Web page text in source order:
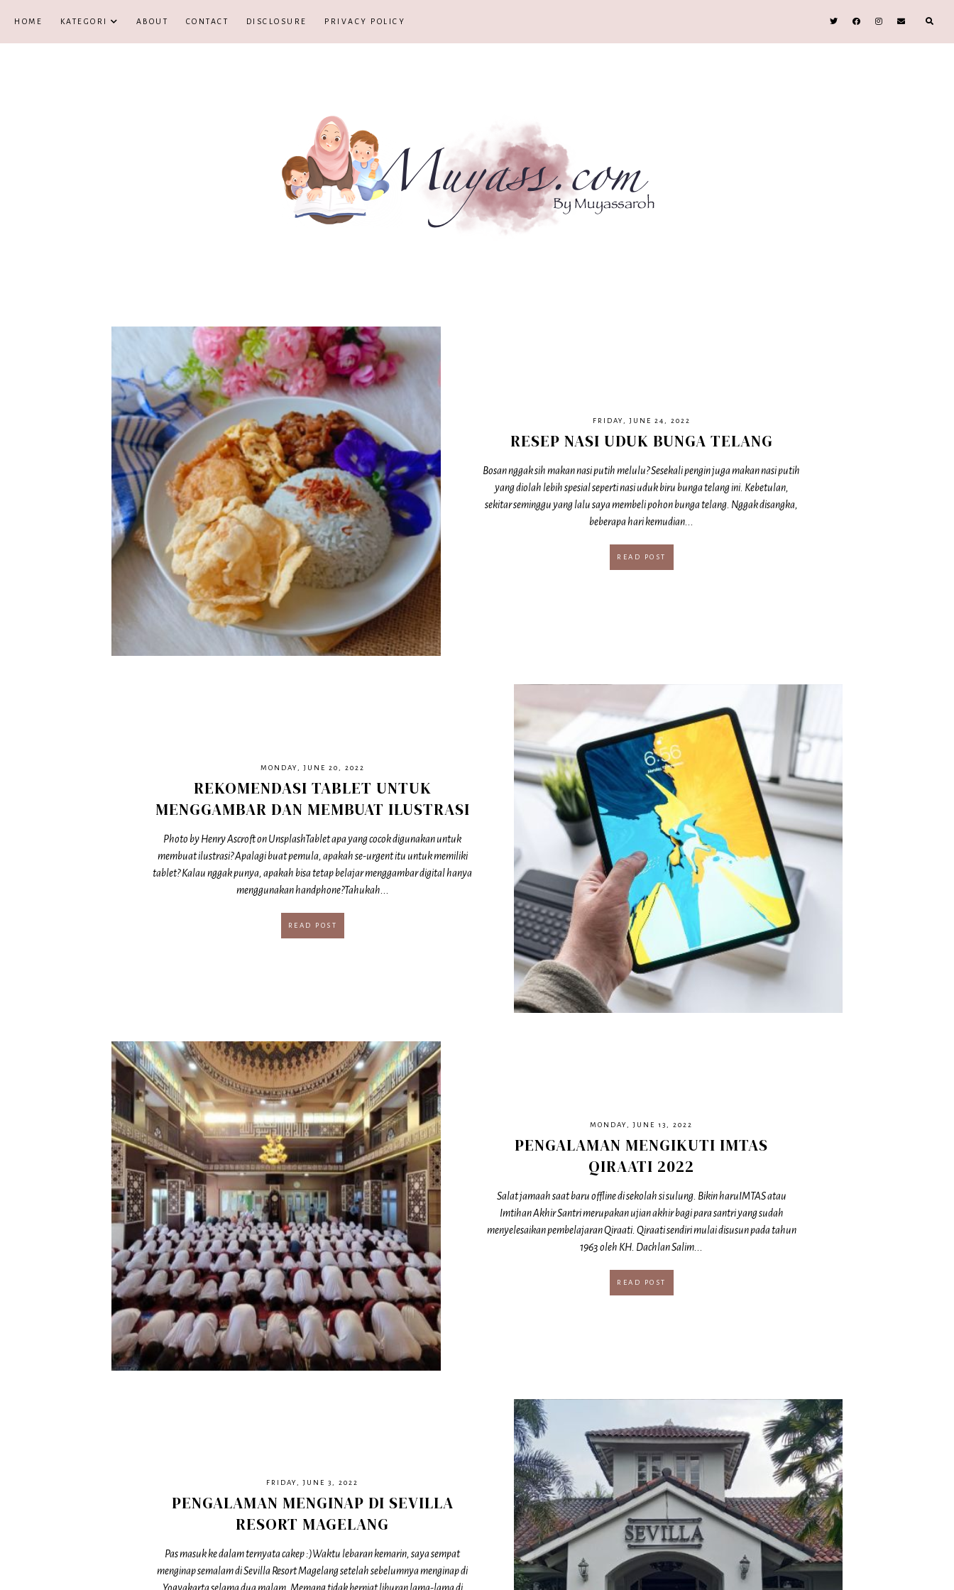
HOME KATEGORI ABOUT CONTACT DISCLOSURE PRIVACY POLICY
FRIDAY, JUNE 24, 2022
RESEP NASI UDUK BUNGA TELANG
Bosan nggak sih makan nasi putih melulu? Sesekali pengin juga makan nasi putih
yang diolah lebih spesial seperti nasi uduk biru bunga telang ini. Kebetulan,
sekitar seminggu yang lalu saya membeli pohon bunga telang. Nggak disangka,
beberapa hari kemudian...
READ POST
MONDAY, JUNE 20, 2022
REKOMENDASI TABLET UNTUK
MENGGAMBAR DAN MEMBUAT ILUSTRASI
Photo by Henry Ascroft on UnsplashTablet apa yang cocok digunakan untuk
membuat ilustrasi? Apalagi buat pemula, apakah se-urgent itu untuk memiliki
tablet? Kalau nggak punya, apakah bisa tetap belajar menggambar digital hanya
menggunakan handphone?Tahukah...
READ POST
MONDAY, JUNE 13, 2022
PENGALAMAN MENGIKUTI IMTAS
QIRAATI 2022
Salat jamaah saat baru offline di sekolah si sulung. Bikin haruIMTAS atau
Imtihan Akhir Santri merupakan ujian akhir bagi para santri yang sudah
menyelesaikan pembelajaran Qiraati. Qiraati sendiri mulai disusun pada tahun
1963 oleh KH. Dachlan Salim...
READ POST
FRIDAY, JUNE 3, 2022
PENGALAMAN MENGINAP DI SEVILLA
RESORT MAGELANG
Pas masuk ke dalam ternyata cakep :)Waktu lebaran kemarin, saya sempat
menginap semalam di Sevilla Resort Magelang setelah sebelumnya menginap di
Yogyakarta selama dua malam. Memang tidak berniat liburan lama-lama di